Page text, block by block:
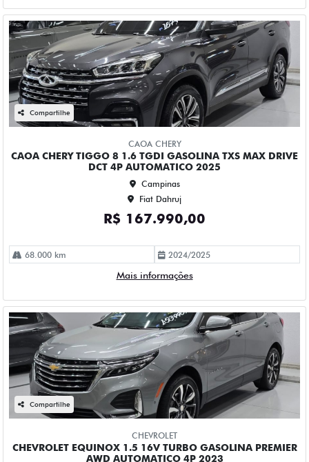
Compartilhe
CHEVROLET
CHEVROLET EQUINOX 1.5 16V TURBO GASOLINA PREMIER
AWD AUTOMATICO 4P 2023
Campinas
Fiat Dahruj
R$ 153.990,00
2022/2023
Mais informações
Compartilhe
FIAT
FIAT FASTBACK 1.0 TURBO 200 HYBRID AUDACE CVT
HIBRIDO 4P AUTOMATICO 2026
Campinas
Fiat Dahruj
R$ 149.990,00